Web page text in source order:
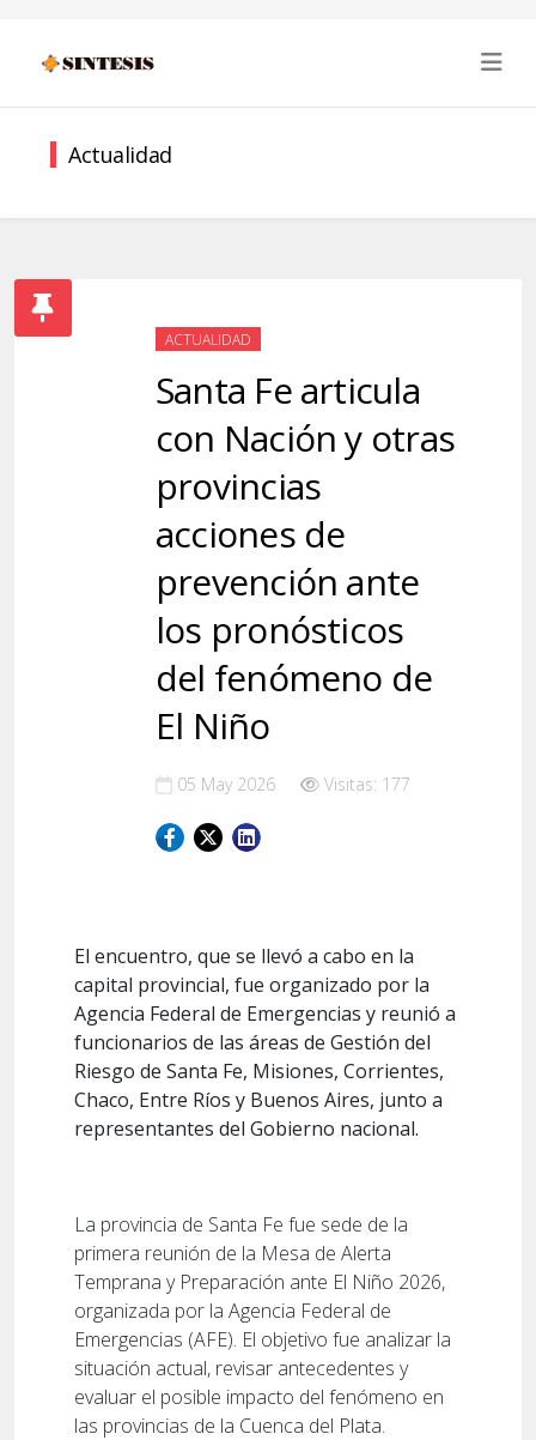
Actualidad
ACTUALIDAD
Santa Fe articula
con Nación y otras
provincias
acciones de
prevención ante
los pronósticos
del fenómeno de
El Niño
05 May 2026 Visitas: 177
El encuentro, que se llevó a cabo en la
capital provincial, fue organizado por la
Agencia Federal de Emergencias y reunió a
funcionarios de las áreas de Gestión del
Riesgo de Santa Fe, Misiones, Corrientes,
Chaco, Entre Ríos y Buenos Aires, junto a
representantes del Gobierno nacional.
La provincia de Santa Fe fue sede de la
primera reunión de la Mesa de Alerta
Temprana y Preparación ante El Niño 2026,
organizada por la Agencia Federal de
Emergencias (AFE). El objetivo fue analizar la
situación actual, revisar antecedentes y
evaluar el posible impacto del fenómeno en
las provincias de la Cuenca del Plata.